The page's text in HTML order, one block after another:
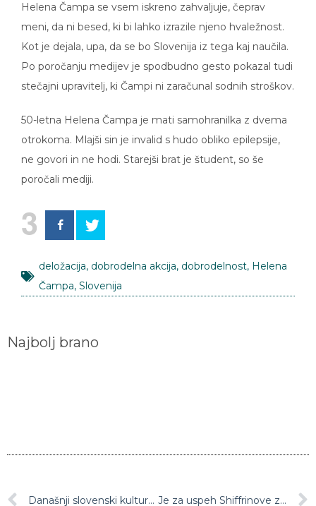
Helena Čampa se vsem iskreno zahvaljuje, čeprav
meni, da ni besed, ki bi lahko izrazile njeno hvaležnost.
Kot je dejala, upa, da se bo Slovenija iz tega kaj naučila.
Po poročanju medijev je spodbudno gesto pokazal tudi
stečajni upravitelj, ki Čampi ni zaračunal sodnih stroškov.
50-letna Helena Čampa je mati samohranilka z dvema
otrokoma. Mlajši sin je invalid s hudo obliko epilepsije,
ne govori in ne hodi. Starejši brat je študent, so še
poročali mediji.
3
deložacija, dobrodelna akcija, dobrodelnost, Helena
Čampa, Slovenija
Najbolj brano
Današnji slovenski kulturni praznik v znamenju številnih prireditev Je za uspeh Shiffrinove zaslužna tudi Ilka Štuhec?